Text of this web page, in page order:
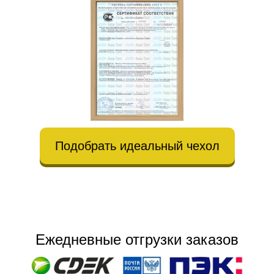
Подобрать идеальный чехол
Ежедневные отгрузки заказов